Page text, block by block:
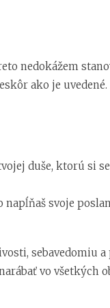
nedokážem
ako je
duše, ktorú si
napĺňaš svoje
sebavedomiu
vo všetkých